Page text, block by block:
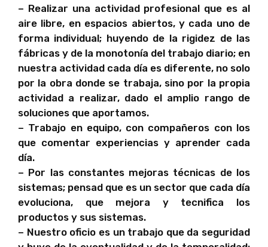
– Realizar una actividad profesional que es al
aire libre, en espacios abiertos, y cada uno de
forma individual; huyendo de la rigidez de las
fábricas y de la monotonía del trabajo diario; en
nuestra actividad cada día es diferente, no solo
por la obra donde se trabaja, sino por la propia
actividad a realizar, dado el amplio rango de
soluciones que aportamos.
– Trabajo en equipo, con compañeros con los
que comentar experiencias y aprender cada
día.
– Por las constantes mejoras técnicas de los
sistemas; pensad que es un sector que cada día
evoluciona, que mejora y tecnifica los
productos y sus sistemas.
– Nuestro oficio es un trabajo que da seguridad